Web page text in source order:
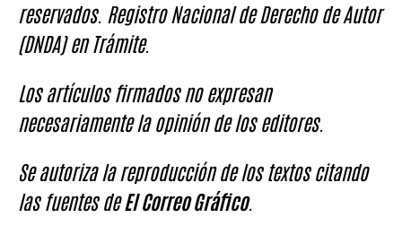
reservados. Registro Nacional de Derecho de Autor
(DNDA) en Trámite.
Los artículos firmados no expresan
necesariamente la opinión de los editores.
Se autoriza la reproducción de los textos citando
las fuentes deEl Correo Gráfico.